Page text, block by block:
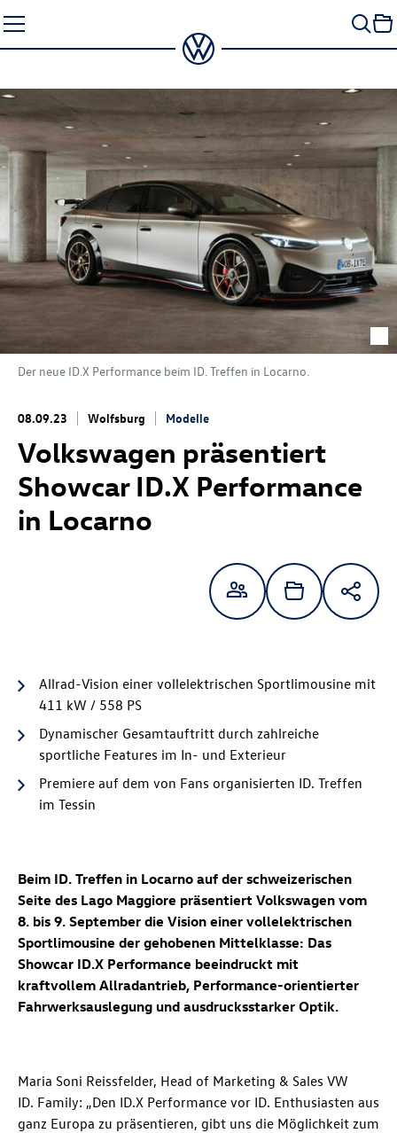
Seiteninhalt
springen
Der neue ID.X Performance beim ID. Treffen in Locarno.
08.09.23 Wolfsburg Modelle
Volkswagen präsentiert
Showcar ID.X Performance
in Locarno
Allrad-Vision einer vollelektrischen Sportlimousine mit
411 kW / 558 PS
Dynamischer Gesamtauftritt durch zahlreiche
sportliche Features im In- und Exterieur
Premiere auf dem von Fans organisierten ID. Treffen
im Tessin
Beim ID. Treffen in Locarno auf der schweizerischen
Seite des Lago Maggiore präsentiert Volkswagen vom
8. bis 9. September die Vision einer vollelektrischen
Sportlimousine der gehobenen Mittelklasse: Das
Showcar ID.X Performance beeindruckt mit
kraftvollem Allradantrieb, Performance-orientierter
Fahrwerksauslegung und ausdrucksstarker Optik.
Maria Soni Reissfelder, Head of Marketing & Sales VW
ID. Family: „Den ID.X Performance vor ID. Enthusiasten aus
ganz Europa zu präsentieren, gibt uns die Möglichkeit zum